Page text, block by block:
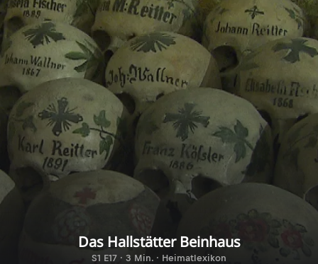
Das Hallstätter Beinhaus
S1 E17 · 3 Min. · Heimatlexikon